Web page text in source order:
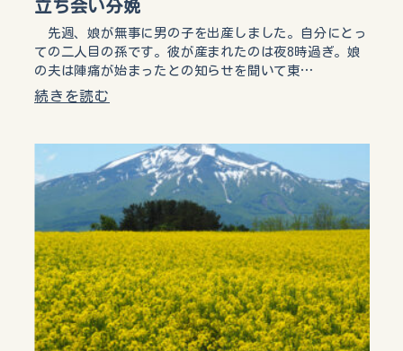
立ち会い分娩
先週、娘が無事に男の子を出産しました。自分にとっ
ての二人目の孫です。彼が産まれたのは夜8時過ぎ。娘
の夫は陣痛が始まったとの知らせを聞いて東…
続きを読む